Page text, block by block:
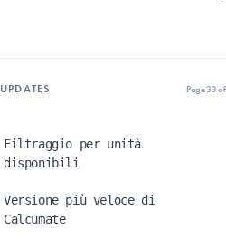
UPDATES Page 33
Filtraggio per unità
disponibili
Versione più veloce di
Calcumate